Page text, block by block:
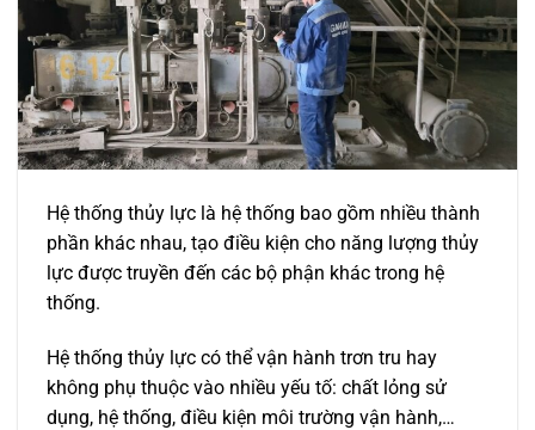
Hệ thống thủy lực là hệ thống bao gồm nhiều thành
phần khác nhau, tạo điều kiện cho năng lượng thủy
lực được truyền đến các bộ phận khác trong hệ
thống.
Hệ thống thủy lực có thể vận hành trơn tru hay
không phụ thuộc vào nhiều yếu tố: chất lỏng sử
dụng, hệ thống, điều kiện môi trường vận hành,…